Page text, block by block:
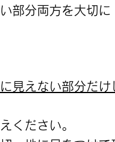
部分両方を大切に
見えない部分だ
ください。